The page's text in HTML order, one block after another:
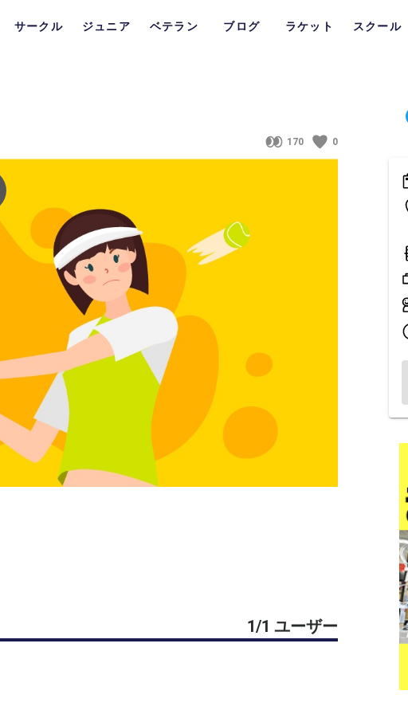
サークル ジュニア ベテラン ブログ ラケット スクール
170 0
1/1 ユーザー